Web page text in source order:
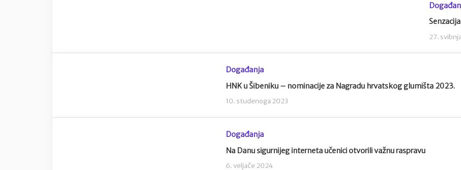
27.
Događanja
HNK u Šibeniku – nominacije za Nagradu hrvatskog glumišta 2023.
10. studenoga 2023
Događanja
Na Danu sigurnijeg interneta učenici otvorili važnu raspravu
6. veljače 2024